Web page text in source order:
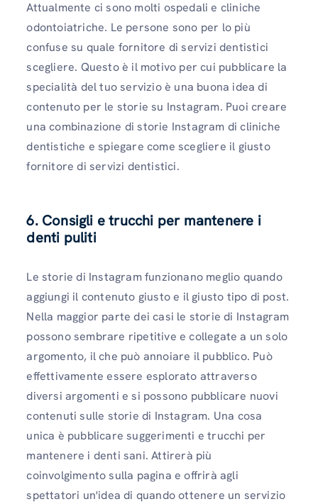
Attualmente ci sono molti ospedali e cliniche
odontoiatriche. Le persone sono per lo più
confuse su quale fornitore di servizi dentistici
scegliere. Questo è il motivo per cui pubblicare la
specialità del tuo servizio è una buona idea di
contenuto per le storie su Instagram. Puoi creare
una combinazione di storie Instagram di cliniche
dentistiche e spiegare come scegliere il giusto
fornitore di servizi dentistici.
6. Consigli e trucchi per mantenere i
denti puliti
Le storie di Instagram funzionano meglio quando
aggiungi il contenuto giusto e il giusto tipo di post.
Nella maggior parte dei casi le storie di Instagram
possono sembrare ripetitive e collegate a un solo
argomento, il che può annoiare il pubblico. Può
effettivamente essere esplorato attraverso
diversi argomenti e si possono pubblicare nuovi
contenuti sulle storie di Instagram. Una cosa
unica è pubblicare suggerimenti e trucchi per
mantenere i denti sani. Attirerà più
coinvolgimento sulla pagina e offrirà agli
spettatori un'idea di quando ottenere un servizio